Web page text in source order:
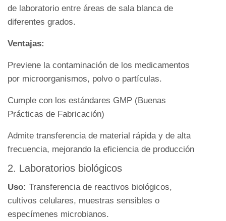
de laboratorio entre áreas de sala blanca de
diferentes grados.
Ventajas:
Previene la contaminación de los medicamentos
por microorganismos, polvo o partículas.
Cumple con los estándares GMP (Buenas
Prácticas de Fabricación)
Admite transferencia de material rápida y de alta
frecuencia, mejorando la eficiencia de producción
2. Laboratorios biológicos
Uso: Transferencia de reactivos biológicos,
cultivos celulares, muestras sensibles o
especímenes microbianos.